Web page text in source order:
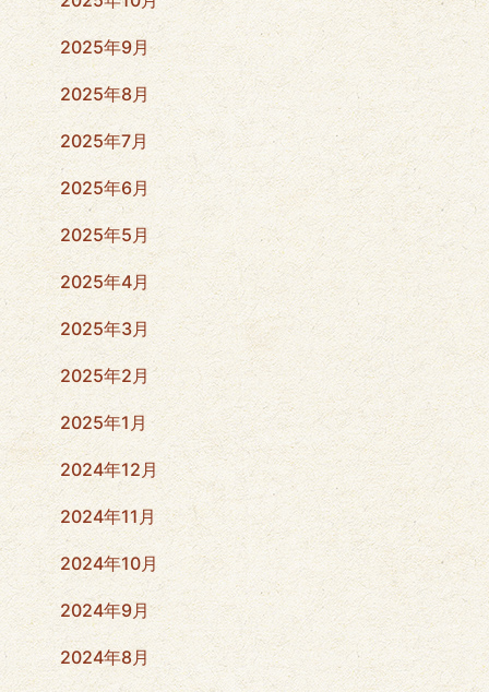
2025年9月
2025年8月
2025年7月
2025年6月
2025年5月
2025年4月
2025年3月
2025年2月
2025年1月
2024年12月
2024年11月
2024年10月
2024年9月
2024年8月